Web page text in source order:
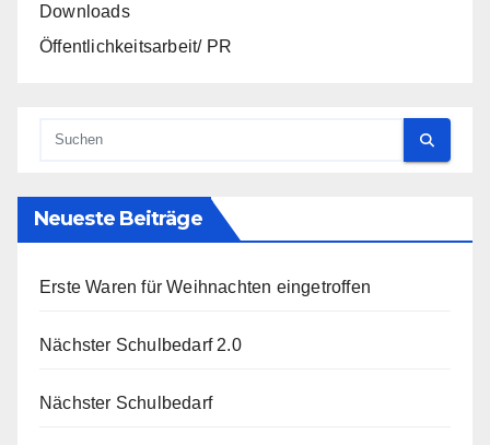
Downloads
Öffentlichkeitsarbeit/ PR
Neueste Beiträge
Erste Waren für Weihnachten eingetroffen
Nächster Schulbedarf 2.0
Nächster Schulbedarf